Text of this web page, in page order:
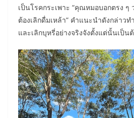
เป็นโรคกระเพาะ “คุณหมอบอกตรง ๆ
ต้องเลิกดื่มเหล้า” คำแนะนำดังกล่าวท
และเลิกบุหรี่อย่างจริงจังตั้งแต่นั้นเป็น